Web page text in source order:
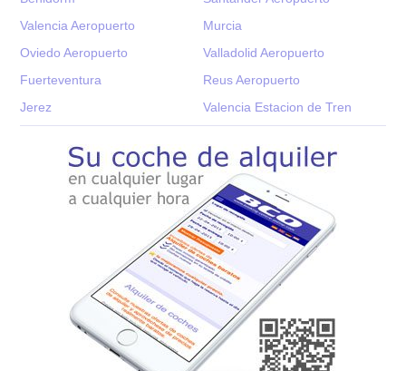
Valencia Aeropuerto
Murcia
Oviedo Aeropuerto
Valladolid Aeropuerto
Fuerteventura
Reus Aeropuerto
Jerez
Valencia Estacion de Tren